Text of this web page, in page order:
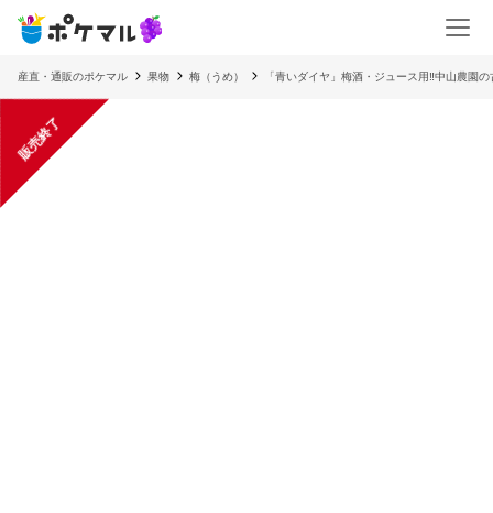
産直・通販のポケマル 果物 梅（うめ） 「青いダイヤ」梅酒・ジュース用‼︎中山農園
販売終了